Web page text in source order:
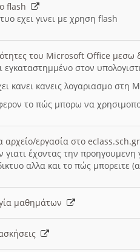
flash
εχει γινει με χρηση flash
του Microsoft Office μεσω
εγκαταστημμένο στον
κανει κανεις λογαριασμο στη
το πώς μπορω να
αρχείο/εργασία στο
γιατι έχοντας την
αλλα και το πώς μπορειτε
μαθημάτων